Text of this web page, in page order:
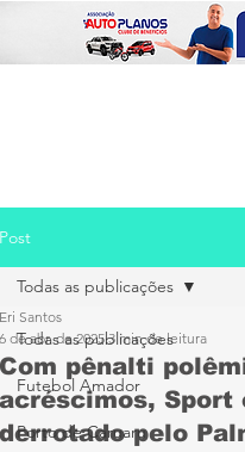
Post
Todas as publicações
Futebol Amador
Porto de Caruaru
Todas as publicações
Com pênalti
acréscimos, Sport
derrotado pelo
Eri Santos
6 de abr. de 2025 3 min de leitura